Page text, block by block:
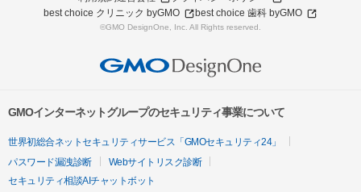
best choice クリニック byGMO
best choice 歯科 byGMO
©GMO DesignOne, Inc. All Rights reserved.
GMOインターネットグループのセキュリティ事業について
世界初総合ネットセキュリティサービス「GMOセキュリティ24」
パスワード漏洩診断
Webサイトリスク診断
セキュリティ相談AIチャットボット